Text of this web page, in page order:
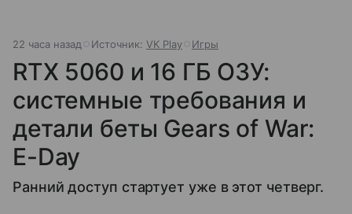
22 часа назад Источник: VK Play Игры
RTX 5060 и 16 ГБ ОЗУ:
системные требования и
детали беты Gears of War:
E-Day
Ранний доступ стартует уже в этот четверг.